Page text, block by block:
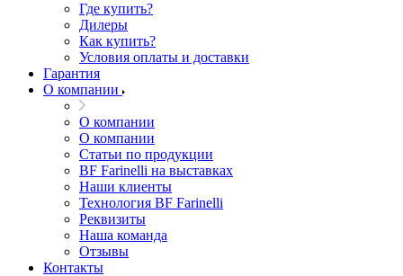
Где купить?
Дилеры
Как купить?
Условия оплаты и доставки
Гарантия
О компании
О компании
О компании
Статьи по продукции
BF Farinelli на выставках
Наши клиенты
Технология BF Farinelli
Реквизиты
Наша команда
Отзывы
Контакты